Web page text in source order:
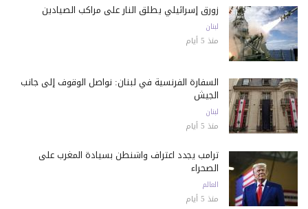
زورق إسرائيلي يطلق النار على مراكب الصيادين
لبنان
منذ 5 أيام
السفارة الفرنسية في لبنان: نواصل الوقوف إلى جانب
الجيش
لبنان
منذ 5 أيام
ترامب يجدد اعتراف واشنطن بسيادة المغرب على
الصحراء
العالم
منذ 5 أيام